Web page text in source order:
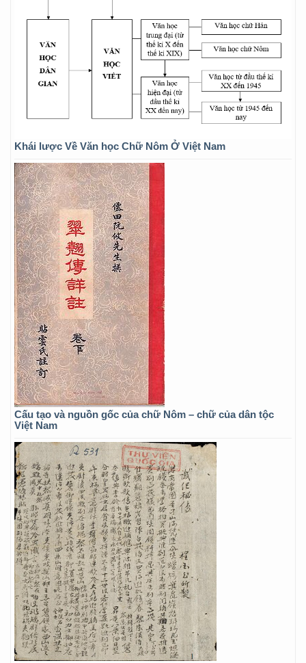
Khái lược Về Văn học Chữ Nôm Ở Việt Nam
Cấu tạo và nguồn gốc của chữ Nôm – chữ của dân tộc
Việt Nam